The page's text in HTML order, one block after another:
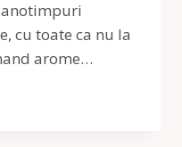
cu toate ca nu la
arome…